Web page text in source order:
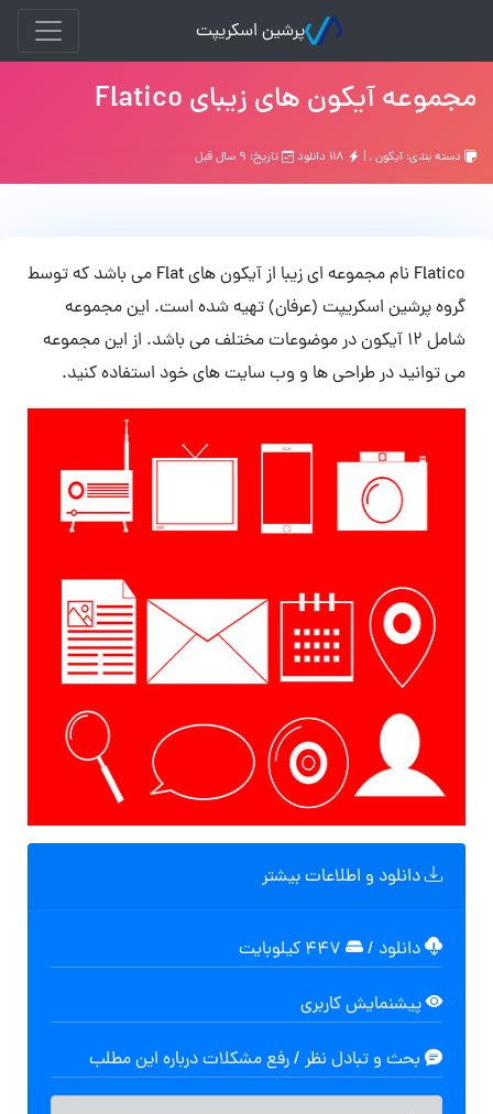
پرشین اسکریپت
مجموعه آیکون های زیبای Flatico
دسته بندی: آیکون, | تاریخ: ۹ سال قبل
Flatico نام مجموعه ای زیبا از آیکون های Flat می باشد که توسط
گروه پرشین اسکریپت (عرفان) تهیه شده است. این مجموعه
شامل 12 آیکون در موضوعات مختلف می باشد. از این مجموعه
می توانید در طراحی ها و وب سایت های خود استفاده کنید.
دانلود و اطلاعات بیشتر
دانلود /
پیشنمایش کاربری
بحث و تبادل نظر / رفع مشکلات درباره این مطلب